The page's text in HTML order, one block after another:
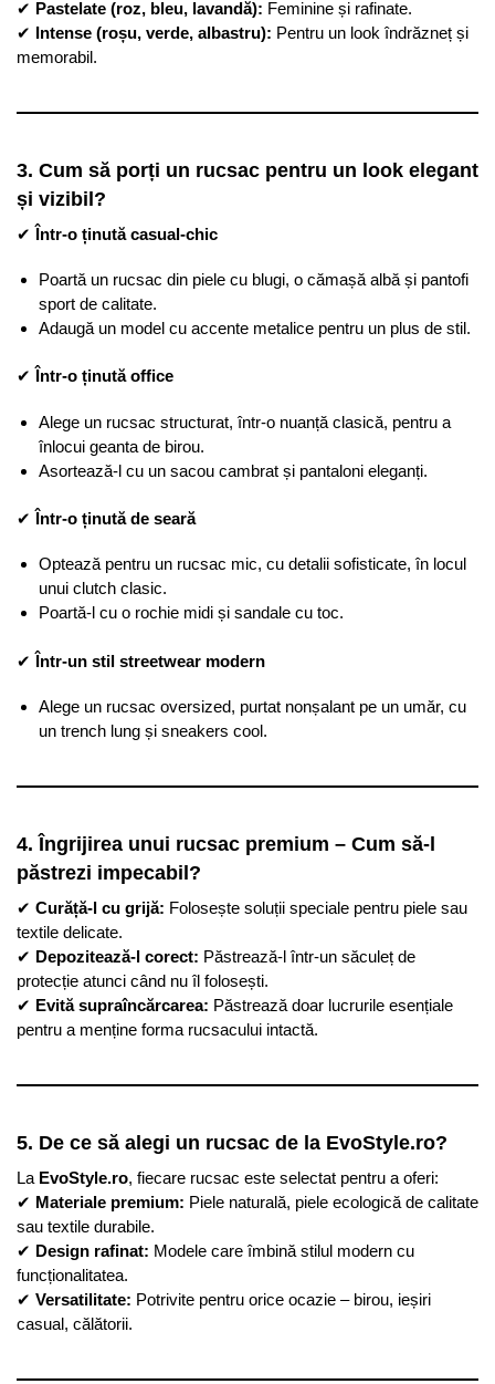
✔ Pastelate (roz, bleu, lavandă): Feminine și rafinate.
✔ Intense (roșu, verde, albastru): Pentru un look îndrăzneț și
memorabil.
3. Cum să porți un rucsac pentru un look elegant
și vizibil?
✔ Într-o ținută casual-chic
Poartă un rucsac din piele cu blugi, o cămașă albă și pantofi
sport de calitate.
Adaugă un model cu accente metalice pentru un plus de stil.
✔ Într-o ținută office
Alege un rucsac structurat, într-o nuanță clasică, pentru a
înlocui geanta de birou.
Asortează-l cu un sacou cambrat și pantaloni eleganți.
✔ Într-o ținută de seară
Optează pentru un rucsac mic, cu detalii sofisticate, în locul
unui clutch clasic.
Poartă-l cu o rochie midi și sandale cu toc.
✔ Într-un stil streetwear modern
Alege un rucsac oversized, purtat nonșalant pe un umăr, cu
un trench lung și sneakers cool.
4. Îngrijirea unui rucsac premium – Cum să-l
păstrezi impecabil?
✔ Curăță-l cu grijă: Folosește soluții speciale pentru piele sau
textile delicate.
✔ Depozitează-l corect: Păstrează-l într-un săculeț de
protecție atunci când nu îl folosești.
✔ Evită supraîncărcarea: Păstrează doar lucrurile esențiale
pentru a menține forma rucsacului intactă.
5. De ce să alegi un rucsac de la EvoStyle.ro?
La EvoStyle.ro, fiecare rucsac este selectat pentru a oferi:
✔ Materiale premium: Piele naturală, piele ecologică de calitate
sau textile durabile.
✔ Design rafinat: Modele care îmbină stilul modern cu
funcționalitatea.
✔ Versatilitate: Potrivite pentru orice ocazie – birou, ieșiri
casual, călătorii.